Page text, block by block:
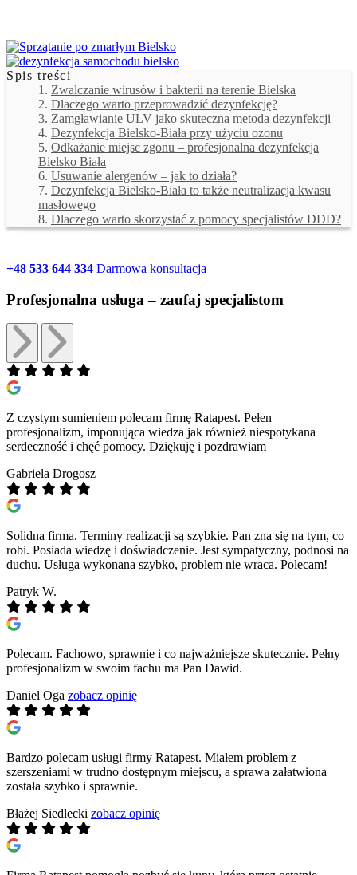
Spis treści
Zwalczanie wirusów i bakterii na terenie Bielska
Dlaczego warto przeprowadzić dezynfekcję?
Zamgławianie ULV jako skuteczna metoda dezynfekcji
Dezynfekcja Bielsko-Biała przy użyciu ozonu
Odkażanie miejsc zgonu – profesjonalna dezynfekcja
Bielsko Biała
Usuwanie alergenów – jak to działa?
Dezynfekcja Bielsko-Biała to także neutralizacja kwasu
masłowego
Dlaczego warto skorzystać z pomocy specjalistów DDD?
+48 533 644 334 Darmowa konsultacja
Profesjonalna usługa – zaufaj specjalistom
Z czystym sumieniem polecam firmę Ratapest. Pełen
profesjonalizm, imponująca wiedza jak również niespotykana
serdeczność i chęć pomocy. Dziękuję i pozdrawiam
Gabriela Drogosz
Solidna firma. Terminy realizacji są szybkie. Pan zna się na tym, co
robi. Posiada wiedzę i doświadczenie. Jest sympatyczny, podnosi na
duchu. Usługa wykonana szybko, problem nie wraca. Polecam!
Patryk W.
Polecam. Fachowo, sprawnie i co najważniejsze skutecznie. Pełny
profesjonalizm w swoim fachu ma Pan Dawid.
Daniel Oga zobacz opinię
Bardzo polecam usługi firmy Ratapest. Miałem problem z
szerszeniami w trudno dostępnym miejscu, a sprawa załatwiona
została szybko i sprawnie.
Błażej Siedlecki zobacz opinię